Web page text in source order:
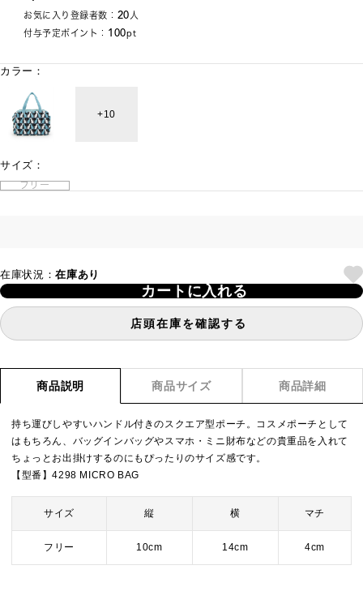
お気に入り登録者数： 20人
付与予定ポイント： 100pt
カラー：
10
サイズ：
フリー
在庫状況：在庫あり
カートに入れる
店頭在庫を確認する
商品説明 商品サイズ 商品詳細
持ち運びしやすいハンドル付きのスクエア型ポーチ。コスメポーチとして
はもちろん、バッグインバッグやスマホ・ミニ財布などの貴重品を入れて
ちょっとお出掛けするのにもぴったりのサイズ感です。
【型番】4298 MICRO BAG
サイズ 縦 横 マチ
フリー 10cm 14cm 4cm